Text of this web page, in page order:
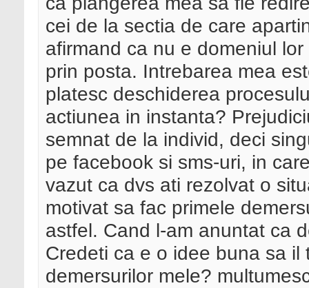
cei de la sectia de care
afirmand ca nu e domeniul
prin posta. Intrebarea mea
platesc deschiderea
actiunea in instanta?
semnat de la individ, deci
pe facebook si sms-uri, in
vazut ca dvs ati rezolvat o
motivat sa fac primele
astfel. Cand l-am anuntat ca
Credeti ca e o idee buna sa
demersurilor mele?